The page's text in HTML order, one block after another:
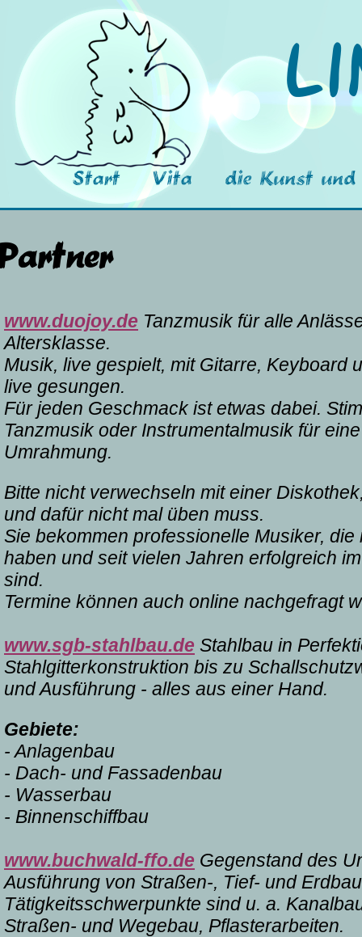
Start Vita die Kunst und
www.duojoy.de Tanzmusik für alle
Altersklasse.
Musik, live gespielt, mit Gitarre, Keyboard
live gesungen.
Für jeden Geschmack ist etwas dabei.
Tanzmusik oder Instrumentalmusik für
Umrahmung.
Bitte nicht verwechseln mit einer
und dafür nicht mal üben muss.
Sie bekommen professionelle Musiker,
haben und seit vielen Jahren erfolgreich
sind.
Termine können auch online nachgefragt
www.sgb-stahlbau.de Stahlbau in
Stahlgitterkonstruktion bis zu
und Ausführung - alles aus einer Hand.
Gebiete:
- Anlagenbau
- Dach- und Fassadenbau
- Wasserbau
- Binnenschiffbau
www.buchwald-ffo.de Gegenstand des
Ausführung von Straßen-, Tief- und
Tätigkeitsschwerpunkte sind u. a.
Straßen- und Wegebau, Pflasterarbeiten.